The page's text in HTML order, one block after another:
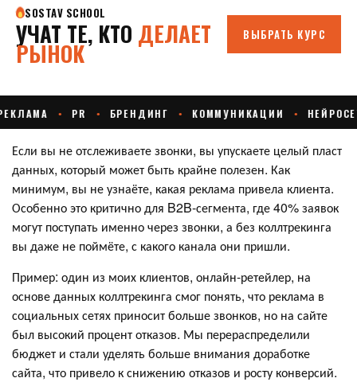
Если вы не отслеживаете звонки, вы упускаете целый пласт
данных, который может быть крайне полезен. Как
минимум, вы не узнаёте, какая реклама привела клиента.
Особенно это критично для B2B-сегмента, где 40% заявок
могут поступать именно через звонки, а без коллтрекинга
вы даже не поймёте, с какого канала они пришли.
Пример: один из моих клиентов, онлайн-ретейлер, на
основе данных коллтрекинга смог понять, что реклама в
социальных сетях приносит больше звонков, но на сайте
был высокий процент отказов. Мы перераспределили
бюджет и стали уделять больше внимания доработке
сайта, что привело к снижению отказов и росту конверсий.